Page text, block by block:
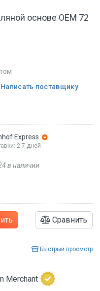
основе OEM 72
поставщику
Express
2-7 дней
в наличии
Сравнить
Быстрый просмотр
Merchant